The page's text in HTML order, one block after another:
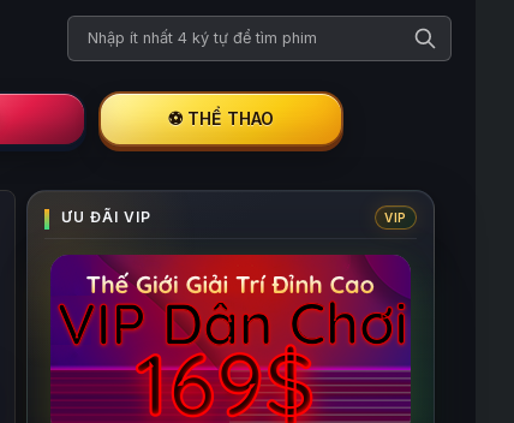
Tìm kiếm phim
⚽ THỂ THAO